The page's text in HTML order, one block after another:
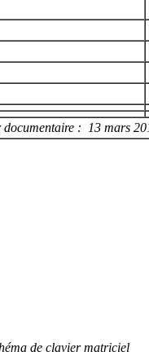
documentaire : 13 mars
de clavier matriciel